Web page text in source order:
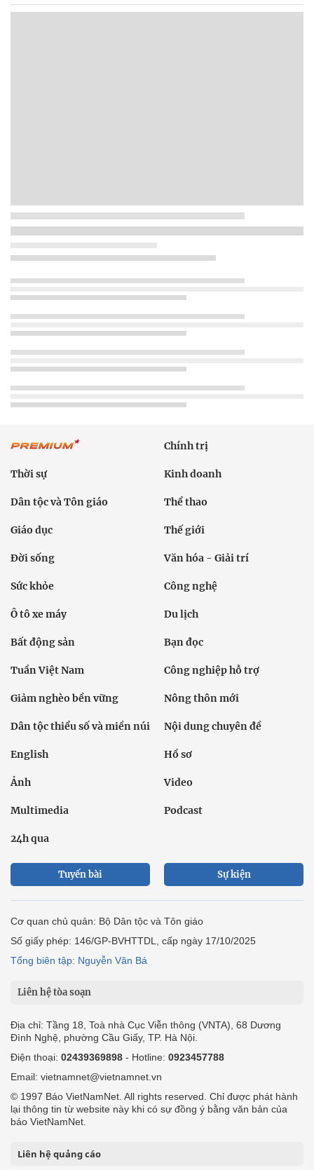
Chính trị
Thời sự Kinh doanh
Dân tộc và Tôn giáo Thể thao
Giáo dục Thế giới
Đời sống Văn hóa - Giải trí
Sức khỏe Công nghệ
Ô tô xe máy Du lịch
Bất động sản Bạn đọc
Tuần Việt Nam Công nghiệp hỗ trợ
Giảm nghèo bền vững Nông thôn mới
Dân tộc thiểu số và miền núi Nội dung chuyên đề
English Hồ sơ
Ảnh Video
Multimedia Podcast
24h qua
Tuyến bài Sự kiện
Cơ quan chủ quản: Bộ Dân tộc và Tôn giáo
Số giấy phép: 146/GP-BVHTTDL, cấp ngày 17/10/2025
Tổng biên tập: Nguyễn Văn Bá
Liên hệ tòa soạn
Địa chỉ: Tầng 18, Toà nhà Cục Viễn thông (VNTA), 68 Dương
Đình Nghệ, phường Cầu Giấy, TP. Hà Nội.
Điện thoại: 02439369898 - Hotline: 0923457788
Email: vietnamnet@vietnamnet.vn
© 1997 Báo VietNamNet. All rights reserved. Chỉ được phát hành
lại thông tin từ website này khi có sự đồng ý bằng văn bản của
báo VietNamNet.
Liên hệ quảng cáo